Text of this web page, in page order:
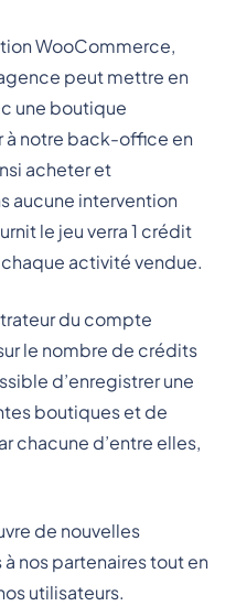
WooCommerce,
peut mettre en
une boutique
à notre back-office en
acheter et
aucune intervention
le jeu verra 1 crédit
activité vendue.
du compte
le nombre de crédits
d’enregistrer une
boutiques et de
chacune d’entre elles,
de nouvelles
nos partenaires tout en
utilisateurs.